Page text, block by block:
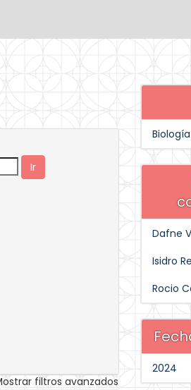
filtros avanzados
Dafne
Isidro
Rocio
2024